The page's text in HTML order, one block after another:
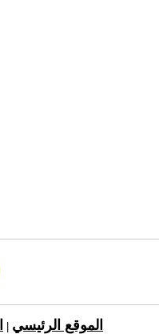
الموقع الرئيسي